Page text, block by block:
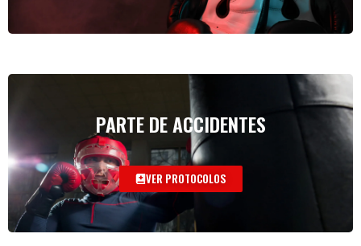
PARTE DE ACCIDENTES
VER PROTOCOLOS